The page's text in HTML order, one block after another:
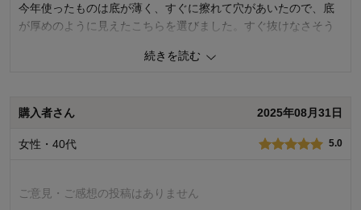
今年使ったものは底が薄く、すぐに擦れて穴があいたので、底
が厚めのように見えたこちらを選びました。すぐ抜けなさそう
使うのは来年になるので☆一つマイナスにしました。
お子さまのお気に入り度
続きを読む
購入者さん 2025年08月31日
女性・40代 5.0
ご意見・ご感想の投稿はありません